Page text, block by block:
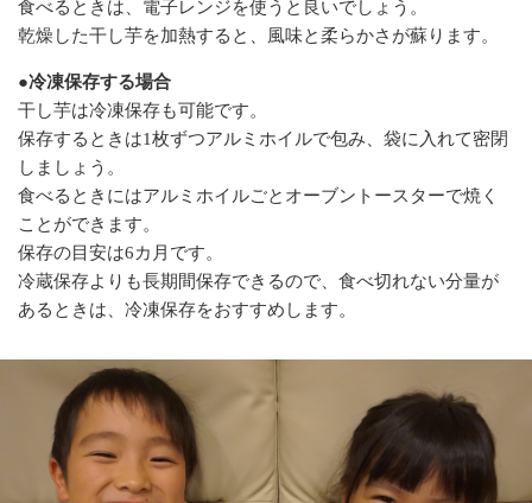
食べるときは、電子レンジを使うと良いでしょう。
乾燥した干し芋を加熱すると、風味と柔らかさが蘇ります。
●冷凍保存する場合
干し芋は冷凍保存も可能です。
保存するときは1枚ずつアルミホイルで包み、袋に入れて密閉
しましょう。
食べるときにはアルミホイルごとオーブントースターで焼く
ことができます。
保存の目安は6カ月です。
冷蔵保存よりも長期間保存できるので、食べ切れない分量が
あるときは、冷凍保存をおすすめします。